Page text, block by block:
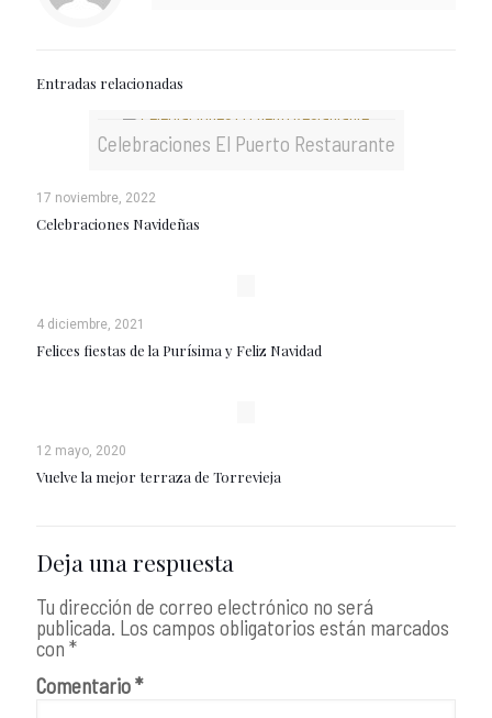
Entradas relacionadas
Celebraciones El Puerto Restaurante
17 noviembre, 2022
Celebraciones Navideñas
4 diciembre, 2021
Felices fiestas de la Purísima y Feliz Navidad
12 mayo, 2020
Vuelve la mejor terraza de Torrevieja
Deja una respuesta
Tu dirección de correo electrónico no será
publicada. Los campos obligatorios están marcados
con *
Comentario*